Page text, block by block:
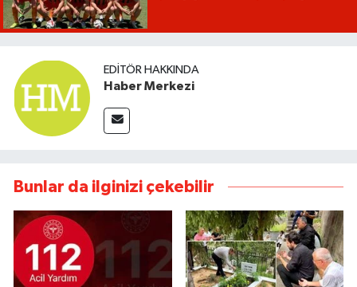
EDITÖR HAKKINDA
Haber Merkezi
Bunlar da ilginizi çekebilir